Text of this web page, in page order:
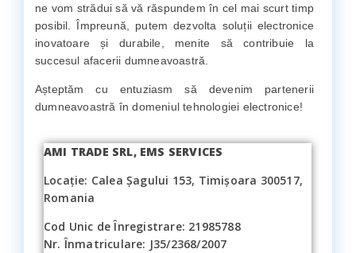
ne vom strădui să vă răspundem în cel mai scurt timp
posibil. Împreună, putem dezvolta soluții electronice
inovatoare și durabile, menite să contribuie la
succesul afacerii dumneavoastră.
Așteptăm cu entuziasm să devenim partenerii
dumneavoastră în domeniul tehnologiei electronice!
AMI TRADE SRL, EMS SERVICES
Locație: Calea Șagului 153, Timișoara 300517,
Romania
Cod Unic de Înregistrare: 21985788
Nr. Înmatriculare: J35/2368/2007